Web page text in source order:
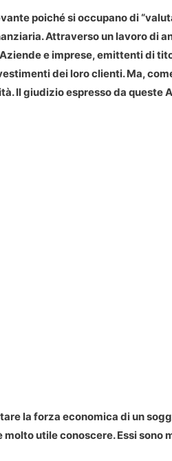
poiché si occupano di
Attraverso un lavoro di
e imprese, emittenti di
dei loro clienti. Ma,
Il giudizio espresso da queste
la forza economica di un
utile conoscere. Essi sono